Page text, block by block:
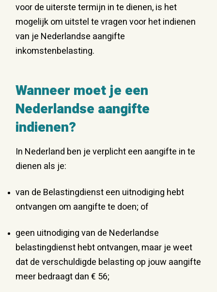
voor de uiterste termijn in te dienen, is het
mogelijk om uitstel te vragen voor het indienen
van je Nederlandse aangifte
inkomstenbelasting.
Wanneer moet je een
Nederlandse aangifte
indienen?
In Nederland ben je verplicht een aangifte in te
dienen als je:
van de Belastingdienst een uitnodiging hebt
ontvangen om aangifte te doen; of
geen uitnodiging van de Nederlandse
belastingdienst hebt ontvangen, maar je weet
dat de verschuldigde belasting op jouw aangifte
meer bedraagt dan € 56;